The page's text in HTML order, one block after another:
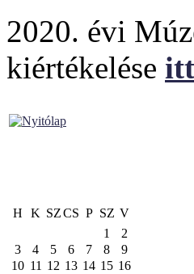
2020. évi
kiértékelése itt
H K SZCS P SZ V
1
2
3
4 5 6 7 8
9
10 11 12 13 14 15 16